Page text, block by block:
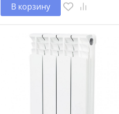
В корзину